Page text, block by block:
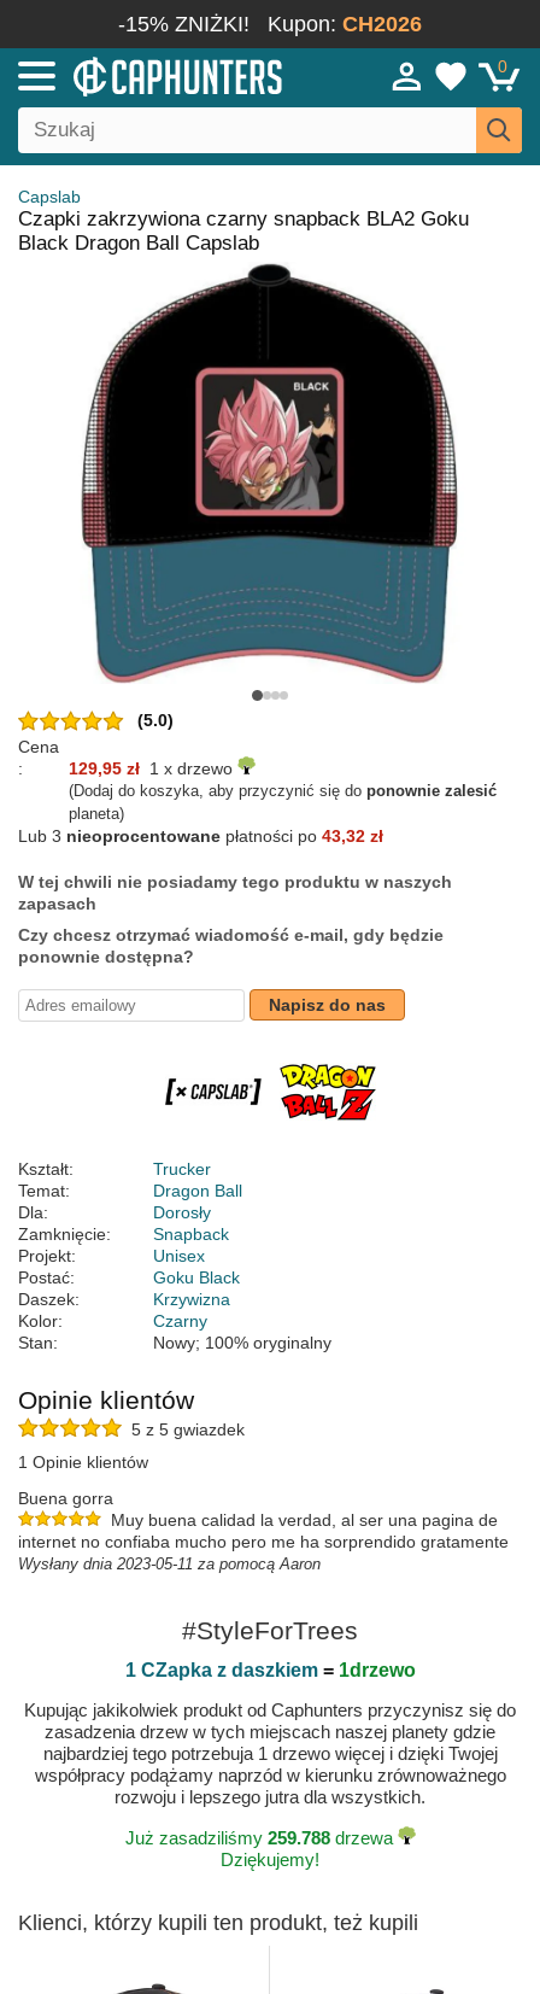
-15% ZNIŻKI! Kupon: CH2026
0
Capslab
Czapki zakrzywiona czarny snapback BLA2 Goku
Black Dragon Ball Capslab
(5.0)
Cena
:
129,95 zł 1 x drzewo
(Dodaj do koszyka, aby przyczynić się do ponownie zalesić
planeta)
Lub 3 nieoprocentowane płatności po 43,32 zł
W tej chwili nie posiadamy tego produktu w naszych
zapasach
Czy chcesz otrzymać wiadomość e-mail, gdy będzie
ponownie dostępna?
Napisz do nas
Kształt:
Trucker
Temat:
Dragon Ball
Dla:
Dorosły
Zamknięcie:
Snapback
Projekt:
Unisex
Postać:
Goku Black
Daszek:
Krzywizna
Kolor:
Czarny
Stan:
Nowy; 100% oryginalny
Opinie klientów
5 z 5 gwiazdek
1 Opinie klientów
Buena gorra
Muy buena calidad la verdad, al ser una pagina de
internet no confiaba mucho pero me ha sorprendido gratamente
Wysłany dnia 2023-05-11 za pomocą Aaron
#StyleForTrees
1 CZapka z daszkiem= 1drzewo
Kupując jakikolwiek produkt od Caphunters przyczynisz się do
zasadzenia drzew w tych miejscach naszej planety gdzie
najbardziej tego potrzebuja 1 drzewo więcej i dzięki Twojej
współpracy podążamy naprzód w kierunku zrównoważnego
rozwoju i lepszego jutra dla wszystkich.
Już zasadziliśmy 259.788drzewa
Dziękujemy!
Klienci, którzy kupili ten produkt, też kupili